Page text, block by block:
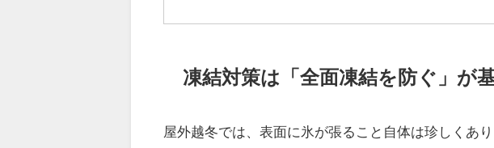
凍結対策は「全面凍結を防ぐ」が
屋外越冬では、表面に氷が張ること自体は珍しくあ